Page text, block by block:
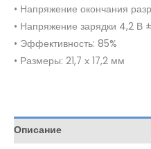
• Напряжение окончания
• Напряжение зарядки 4,2 В
• Эффективность: 85%
• Размеры: 21,7 х 17,2 мм
Описание